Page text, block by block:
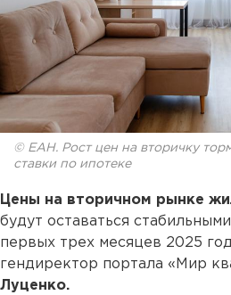
© ЕАН. Рост цен на вторичку
ставки по ипотеке
Цены на вторичном рынке
будут оставаться
первых трех месяцев 2025
гендиректор портала «Мир
Луценко.